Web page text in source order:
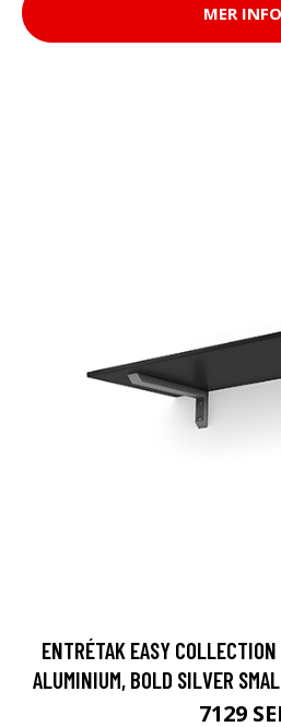
MER
ENTRÉTAK EASY
ALUMINIUM, BOLD SILVER
7129